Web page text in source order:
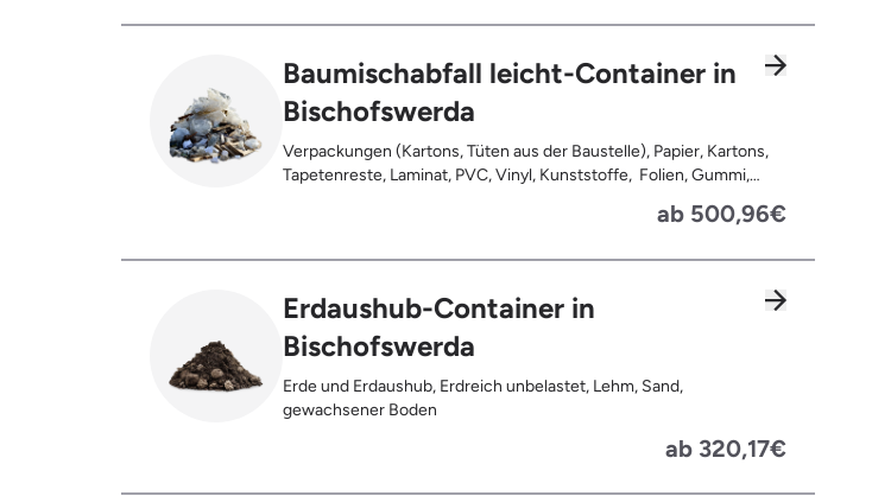
Innenbereich, Restentleerte Gebinde wie Dosen, Fässer, Eimer,
Sauerkrautplatten
Baumischabfall leicht-Container in
Bischofswerda
Verpackungen (Kartons, Tüten aus der Baustelle), Papier, Kartons,
Tapetenreste, Laminat, PVC, Vinyl, Kunststoffe, Folien, Gummi,
Teppiche, Gardinen, Gipswände/ Trockenbauwände, Metalle,
max. 5% des gesamten Containerinhalts
ab 500,96€
Erdaushub-Container in
Bischofswerda
Erde und Erdaushub, Erdreich unbelastet, Lehm, Sand,
gewachsener Boden
ab 320,17€